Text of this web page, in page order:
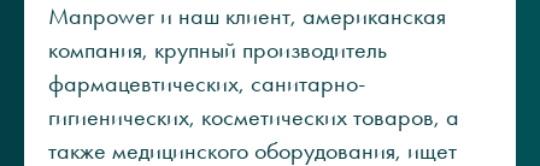
Manpower и наш клиент, американская
компания, крупный производитель
фармацевтических, санитарно-
гигиенических, косметических товаров, а
также медицинского оборудования, ищет